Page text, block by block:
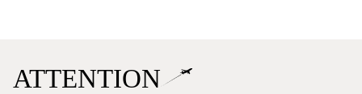
ATTENTION